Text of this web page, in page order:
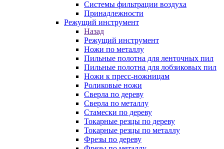
Системы фильтрации воздуха
Принадлежности
Режущий инструмент
Назад
Режущий инструмент
Ножи по металлу
Пильные полотна для ленточных пил
Пильные полотна для лобзиковых пил
Ножи к пресс-ножницам
Роликовые ножи
Сверла по дереву
Сверла по металлу
Стамески по дереву
Токарные резцы по дереву
Токарные резцы по металлу
Фрезы по дереву